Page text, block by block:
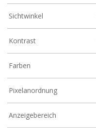
Sichtwinkel
Kontrast
Farben
Pixelanordnung
Anzeigebereich